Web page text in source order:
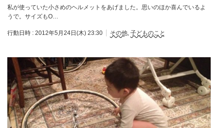
私が使っていた小さめのヘルメットをあげました。思いのほか喜んでいるよ
うで。サイズもO…
行動日時 : 2012年5月24日(木) 23:30 その他, 子どものこと